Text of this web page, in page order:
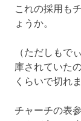
これの採用も
ょうか。
（ただしもで
庫されていた
くらいで切れ
チャーチの表